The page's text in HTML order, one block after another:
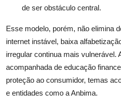
de ser obstáculo central.
Esse modelo, porém, não elimina
internet instável, baixa
irregular continua mais vulnerável.
acompanhada de educação
proteção ao consumidor, temas
e entidades como a Anbima.